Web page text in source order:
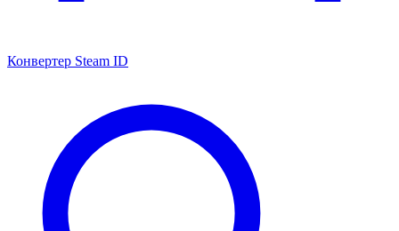
Конвертер Steam ID